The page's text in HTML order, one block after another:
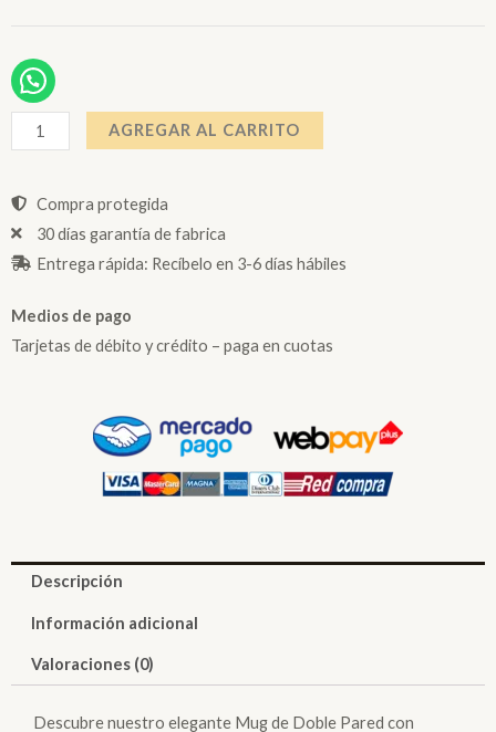
edición
limitada
cantidad
AGREGAR AL CARRITO
Compra protegida
30 días garantía de fabrica
Entrega rápida: Recíbelo en 3-6 días hábiles
Medios de pago
Tarjetas de débito y crédito – paga en cuotas
Descripción
Información adicional
Valoraciones (0)
Descubre nuestro elegante Mug de Doble Pared con